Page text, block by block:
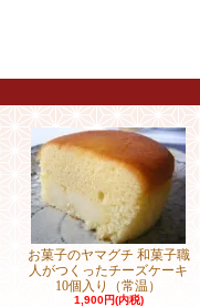
お菓子のヤマグチ 和菓子職
人がつくったチーズケーキ
10個入り（常温）
1,900円(内税)